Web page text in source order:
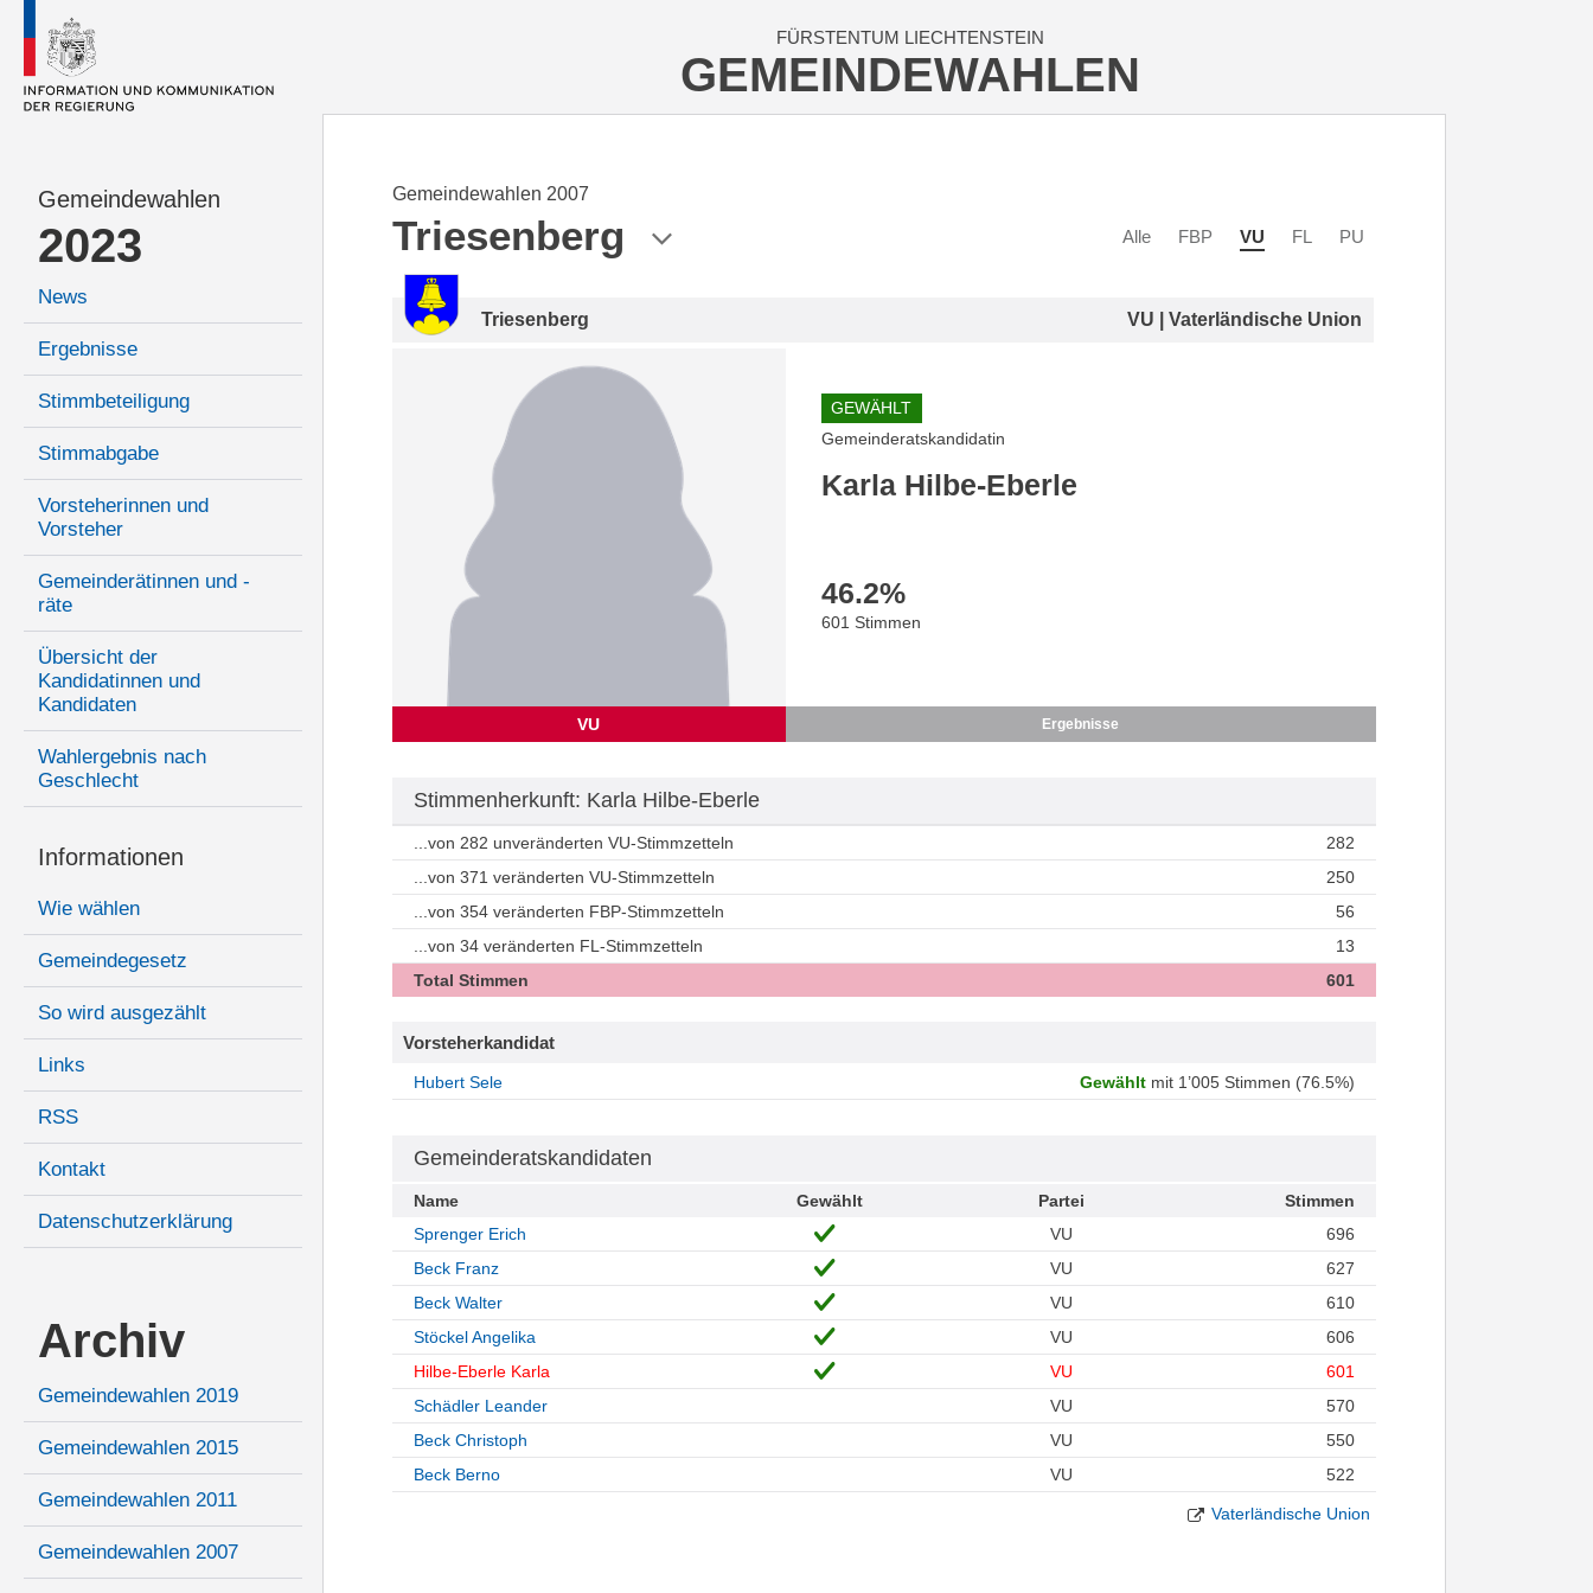
FÜRSTENTUM LIECHTENSTEIN
GEMEINDEWAHLEN
Gemeindewahlen
2023
News
Ergebnisse
Stimmbeteiligung
Stimmabgabe
Vorsteherinnen und
Vorsteher
Gemeinderätinnen und -
räte
Übersicht der
Kandidatinnen und
Kandidaten
Wahlergebnis nach
Geschlecht
Informationen
Wie wählen
Gemeindegesetz
So wird ausgezählt
Links
RSS
Kontakt
Datenschutzerklärung
Archiv
Gemeindewahlen 2019
Gemeindewahlen 2015
Gemeindewahlen 2011
Gemeindewahlen 2007
Gemeindewahlen 2007
Triesenberg Alle FBP VU FL PU
Triesenberg VU | Vaterländische Union
VU
GEWÄHLT
Gemeinderatskandidatin
Karla Hilbe-Eberle
46.2%
601 Stimmen
Ergebnisse
Stimmenherkunft: Karla Hilbe-Eberle
...von 282 unveränderten VU-Stimmzetteln
282
...von 371 veränderten VU-Stimmzetteln
250
...von 354 veränderten FBP-Stimmzetteln
56
...von 34 veränderten FL-Stimmzetteln
13
Total Stimmen
601
Vorsteherkandidat
Hubert Sele Gewähltmit 1’005 Stimmen (76.5%)
Gemeinderatskandidaten
Name Gewählt Partei
Stimmen
Sprenger Erich
VU
696
Beck Franz
VU
627
Beck Walter
VU
610
Stöckel Angelika
VU
606
Hilbe-Eberle Karla
VU
601
Schädler Leander
VU
570
Beck Christoph
VU
550
Beck Berno
VU 522
Vaterländische Union